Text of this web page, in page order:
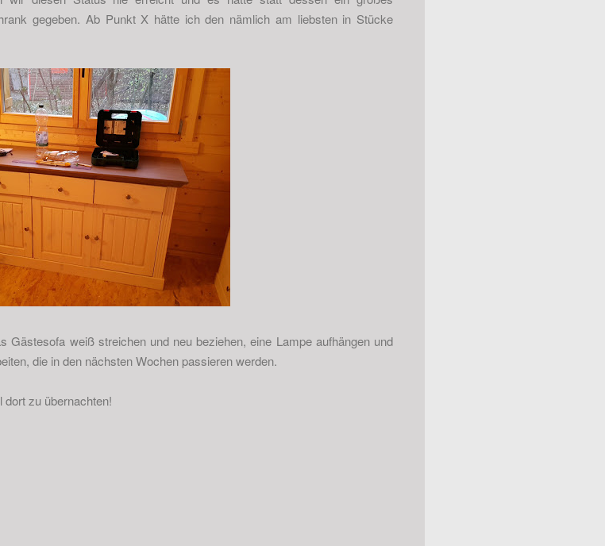
gegeben. Ab Punkt X hätte ich den nämlich am liebsten in Stücke
weiß streichen und neu beziehen, eine Lampe aufhängen und
die in den nächsten Wochen passieren werden.
zu übernachten!